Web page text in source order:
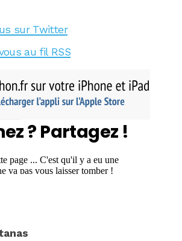
sur Twitter
au fil RSS
? Partagez !